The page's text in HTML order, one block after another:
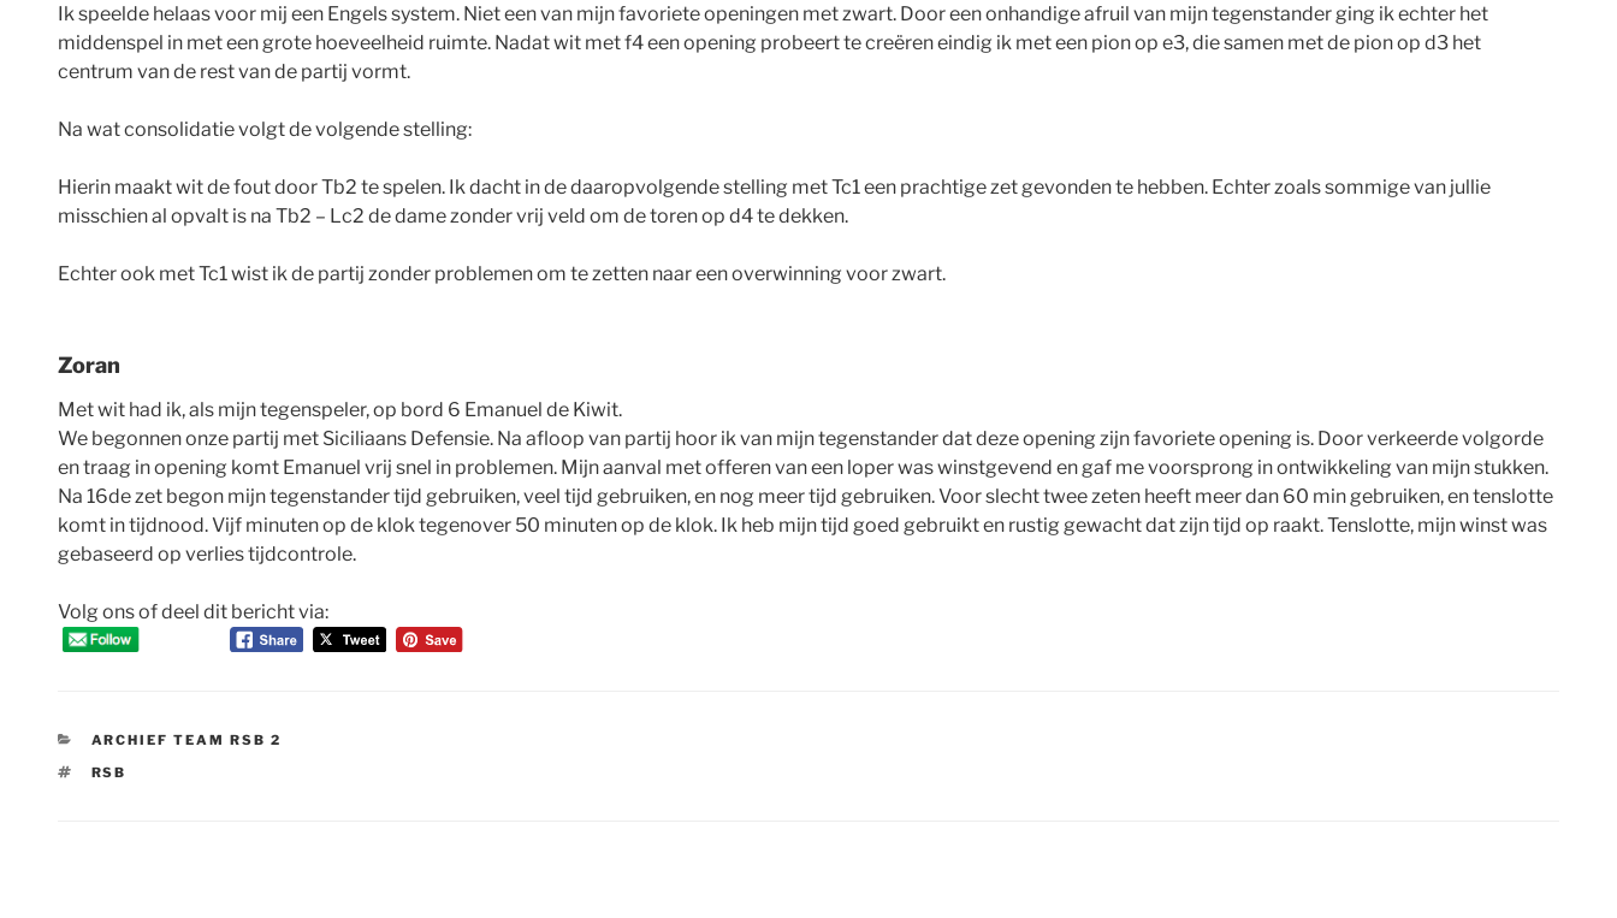
Ik speelde helaas voor mij een Engels system. Niet een van mijn favoriete openingen met zwart. Door een onhandige afruil van mijn tegenstander ging ik echter het
middenspel in met een grote hoeveelheid ruimte. Nadat wit met f4 een opening probeert te creëren eindig ik met een pion op e3, die samen met de pion op d3 het
centrum van de rest van de partij vormt.
Na wat consolidatie volgt de volgende stelling:
Hierin maakt wit de fout door Tb2 te spelen. Ik dacht in de daaropvolgende stelling met Tc1 een prachtige zet gevonden te hebben. Echter zoals sommige van jullie
misschien al opvalt is na Tb2 – Lc2 de dame zonder vrij veld om de toren op d4 te dekken.
Echter ook met Tc1 wist ik de partij zonder problemen om te zetten naar een overwinning voor zwart.
Zoran
Met wit had ik, als mijn tegenspeler, op bord 6 Emanuel de Kiwit.
We begonnen onze partij met Siciliaans Defensie. Na afloop van partij hoor ik van mijn tegenstander dat deze opening zijn favoriete opening is. Door verkeerde volgorde
en traag in opening komt Emanuel vrij snel in problemen. Mijn aanval met offeren van een loper was winstgevend en gaf me voorsprong in ontwikkeling van mijn stukken.
Na 16de zet begon mijn tegenstander tijd gebruiken, veel tijd gebruiken, en nog meer tijd gebruiken. Voor slecht twee zeten heeft meer dan 60 min gebruiken, en tenslotte
komt in tijdnood. Vijf minuten op de klok tegenover 50 minuten op de klok. Ik heb mijn tijd goed gebruikt en rustig gewacht dat zijn tijd op raakt. Tenslotte, mijn winst was
gebaseerd op verlies tijdcontrole.
Volg ons of deel dit bericht via:
CATEGORIEËN
ARCHIEF TEAM RSB 2
TAGS
RSB